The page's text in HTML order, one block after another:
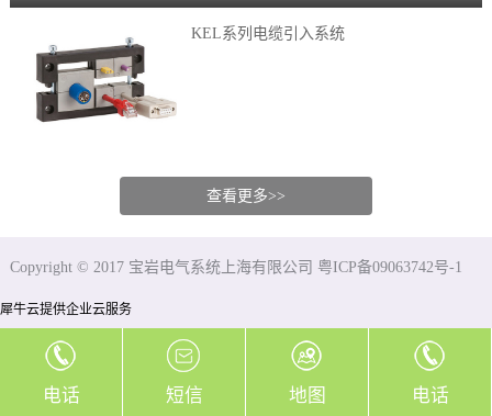
KEL系列电缆引入系统
查看更多>>
Copyright © 2017 宝岩电气系统上海有限公司 粤ICP备09063742号-1
犀牛云提供企业云服务
电话 短信 地图 电话